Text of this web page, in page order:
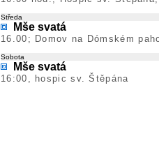
Středa
Mše svatá
16.00; Domov na Dómském
Sobota
Mše svatá
16:00, hospic sv. Štěpána